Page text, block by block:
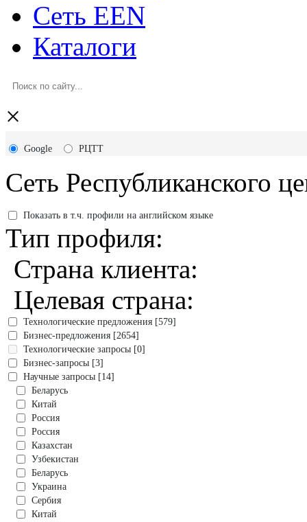
Сеть EEN
Каталоги
×
Google РЦТТ
Сеть Республиканского
Показать в т.ч. профили на английском языке
Тип профиля:
Страна клиента:
Целевая страна:
Технологические предложения [579]
Бизнес-предложения [2654]
Технологические запросы [0]
Бизнес-запросы [3]
Научные запросы [14]
Беларусь
Китай
Россия
Россия
Казахстан
Узбекистан
Беларусь
Украина
Сербия
Китай